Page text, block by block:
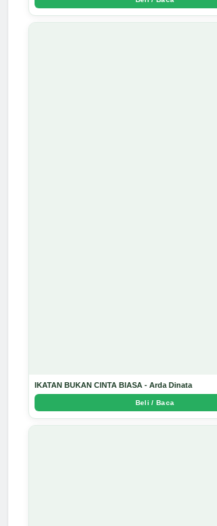
IKATAN BUKAN CINTA BIASA - Arda Dinata
Beli / Baca